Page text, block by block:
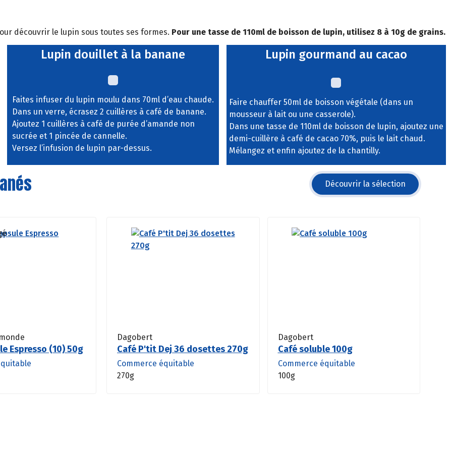
découvrir le lupin sous toutes ses formes. Pour une tasse de 110ml de boisson de lupin, utilisez 8 à 10g de grains.
Lupin douillet à la banane
Faites infuser du lupin moulu dans 70ml d’eau chaude.
Dans un verre, écrasez 2 cuillères à café de banane.
Ajoutez 1 cuillères à café de purée d’amande non
sucrée et 1 pincée de cannelle.
Versez l’infusion de lupin par-dessus.
Lupin gourmand au cacao
Faire chauffer 50ml de boisson végétale (dans un
mousseur à lait ou une casserole).
Dans une tasse de 110ml de boisson de lupin, ajoutez une
demi-cuillère à café de cacao 70%, puis le lait chaud.
Mélangez et enfin ajoutez de la chantilly.
Découvrir la sélection
Espresso (10) 50g
Dagobert
Café P'tit Dej 36 dosettes 270g
Commerce équitable
270g
Dagobert
Café soluble 100g
Commerce équitable
100g